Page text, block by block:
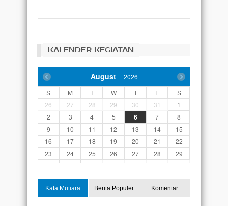
KALENDER KEGIATAN
August
2026
S
M T W T F
S
26
27 28 29 30 31
1
2
3 4 5 6 7
8
9
10 11 12 13 14
15
16
17 18 19 20 21
22
23
24 25 26 27 28
29
Kata Mutiara Berita Populer Komentar